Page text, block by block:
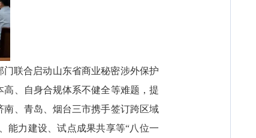
联合启动山东省商业秘密涉外保护
、自身合规体系不健全等难题，提
、青岛、烟台三市携手签订跨区域
能力建设、试点成果共享等“八位一